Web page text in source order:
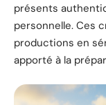
présents
personnelle. Ces
productions en
apporté à la